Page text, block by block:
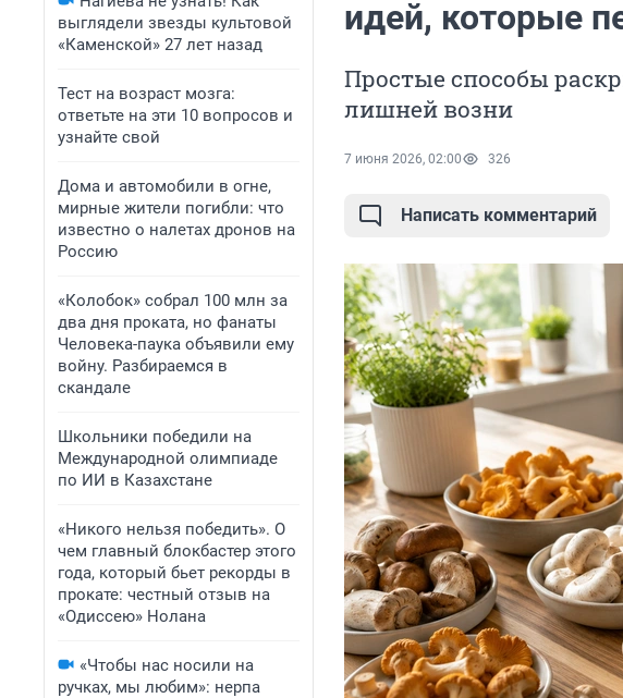
выглядели звезды культовой
«Каменской» 27 лет назад
Тест на возраст мозга:
ответьте на эти 10 вопросов и
узнайте свой
Дома и автомобили в огне,
мирные жители погибли: что
известно о налетах дронов на
Россию
«Колобок» собрал 100 млн за
два дня проката, но фанаты
Человека-паука объявили ему
войну. Разбираемся в
скандале
Школьники победили на
Международной олимпиаде
по ИИ в Казахстане
«Никого нельзя победить». О
чем главный блокбастер этого
года, который бьет рекорды в
прокате: честный отзыв на
«Одиссею» Нолана
«Чтобы нас носили на
ручках, мы любим»: нерпа
идей, которые
Простые способы
лишней возни
7 июня 2026, 02:00 326
Написать комментарий